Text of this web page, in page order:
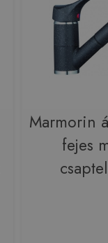
Marmorin
fejes